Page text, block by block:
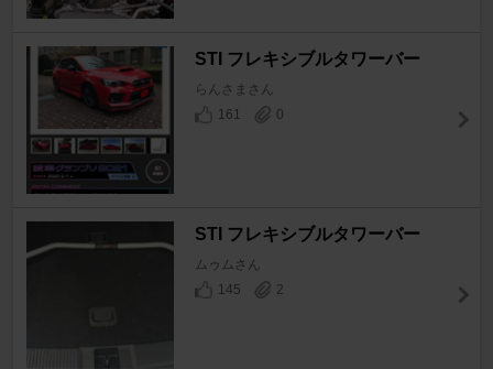
STI フレキシブルタワーバー
らんさまさん
161
0
STI フレキシブルタワーバー
ムゥムさん
145
2